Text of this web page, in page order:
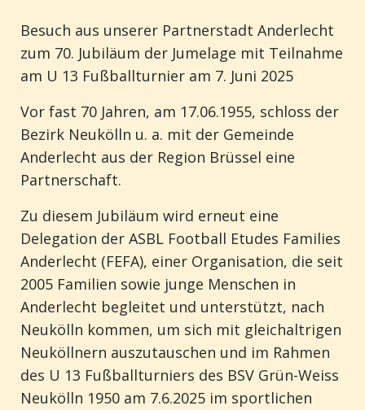
Besuch aus unserer Partnerstadt Anderlecht
zum 70. Jubiläum der Jumelage mit Teilnahme
am U 13 Fußballturnier am 7. Juni 2025
Vor fast 70 Jahren, am 17.06.1955, schloss der
Bezirk Neukölln u. a. mit der Gemeinde
Anderlecht aus der Region Brüssel eine
Partnerschaft.
Zu diesem Jubiläum wird erneut eine
Delegation der ASBL Football Etudes Families
Anderlecht (FEFA), einer Organisation, die seit
2005 Familien sowie junge Menschen in
Anderlecht begleitet und unterstützt, nach
Neukölln kommen, um sich mit gleichaltrigen
Neuköllnern auszutauschen und im Rahmen
des U 13 Fußballturniers des BSV Grün-Weiss
Neukölln 1950 am 7.6.2025 im sportlichen